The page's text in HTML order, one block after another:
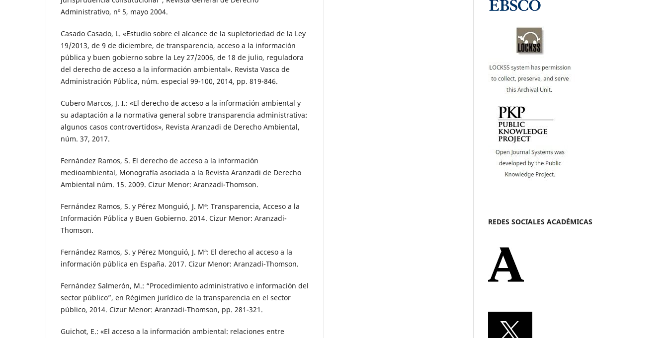
Administrativo, nº 5, mayo 2004.
Casado Casado, L. «Estudio sobre el alcance de la supletoriedad de la Ley
19/2013, de 9 de diciembre, de transparencia, acceso a la información
pública y buen gobierno sobre la Ley 27/2006, de 18 de julio, reguladora
del derecho de acceso a la información ambiental». Revista Vasca de
Administración Pública, núm. especial 99-100, 2014, pp. 819-846.
Cubero Marcos, J. I.: «El derecho de acceso a la información ambiental y
su adaptación a la normativa general sobre transparencia administrativa:
algunos casos controvertidos», Revista Aranzadi de Derecho Ambiental,
núm. 37, 2017.
Fernández Ramos, S. El derecho de acceso a la información
medioambiental, Monografía asociada a la Revista Aranzadi de Derecho
Ambiental núm. 15. 2009. Cizur Menor: Aranzadi-Thomson.
Fernández Ramos, S. y Pérez Monguió, J. Mª: Transparencia, Acceso a la
Información Pública y Buen Gobierno. 2014. Cizur Menor: Aranzadi-
Thomson.
Fernández Ramos, S. y Pérez Monguió, J. Mª: El derecho al acceso a la
información pública en España. 2017. Cizur Menor: Aranzadi-Thomson.
Fernández Salmerón, M.: “Procedimiento administrativo e información del
sector público”, en Régimen jurídico de la transparencia en el sector
público, 2014. Cizur Menor: Aranzadi-Thomson, pp. 281-321.
Guichot, E.: «El acceso a la información ambiental: relaciones entre
REDES SOCIALES ACADÉMICAS